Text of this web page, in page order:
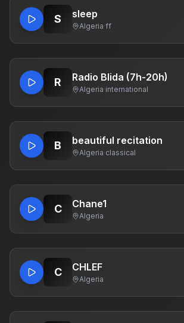
S sleep
Algeria·ff
R Radio Blida (7h-20h)
Algeria·international
B beautiful recitation
Algeria·classical
C Chane1
Algeria
C CHLEF
Algeria